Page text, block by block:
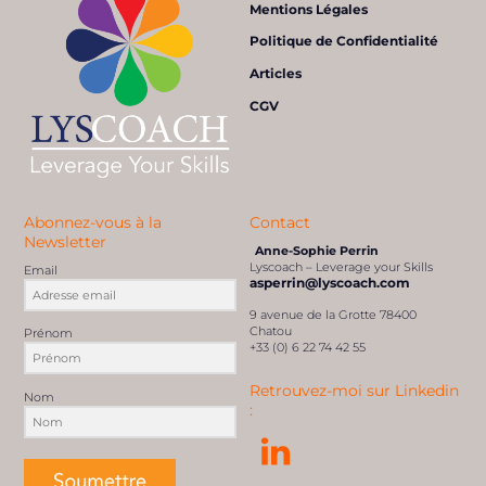
Mentions Légales
Politique de Confidentialité
Articles
CGV
Abonnez-vous à la
Newsletter
Email
Prénom
Nom
Contact
Anne-Sophie Perrin
Lyscoach – Leverage your Skills
asperrin@lyscoach.com
9 avenue de la Grotte 78400
Chatou
+33 (0) 6 22 74 42 55
Retrouvez-moi sur Linkedin
: